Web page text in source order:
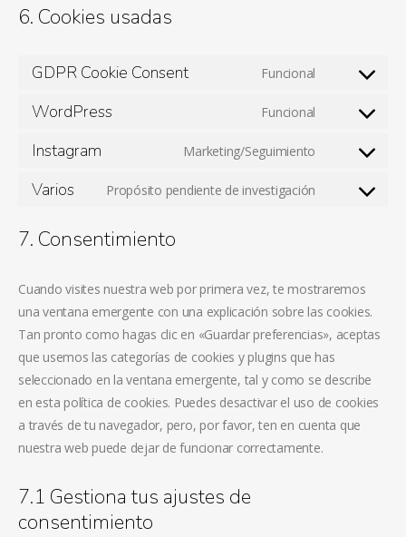
6. Cookies usadas
GDPR Cookie Consent Funcional
Consent
gdpr-
consent
WordPress Funcional
Consent
wordpress
Instagram Marketing/Seguimiento
Consent
Varios Propósito pendiente de investigación
Consent
7. Consentimiento
Cuando visites nuestra web por primera vez, te mostraremos
una ventana emergente con una explicación sobre las cookies.
Tan pronto como hagas clic en «Guardar preferencias», aceptas
que usemos las categorías de cookies y plugins que has
seleccionado en la ventana emergente, tal y como se describe
en esta política de cookies. Puedes desactivar el uso de cookies
a través de tu navegador, pero, por favor, ten en cuenta que
nuestra web puede dejar de funcionar correctamente.
7.1 Gestiona tus ajustes de
consentimiento